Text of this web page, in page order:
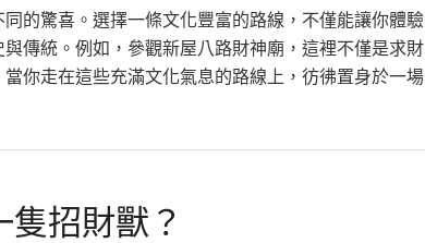
的驚喜。選擇一條文化豐富的路線，不僅能讓你體驗
傳統。例如，參觀新屋八路財神廟，這裡不僅是求財
你走在這些充滿文化氣息的路線上，彷彿置身於一場
隻招財獸？